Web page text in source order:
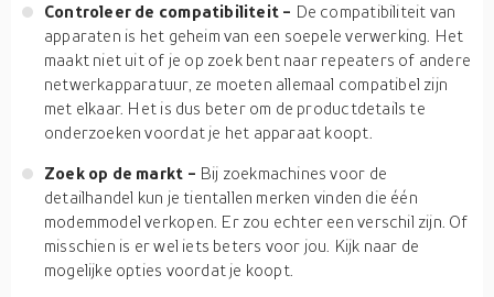
Controleer de compatibiliteit - De compatibiliteit van
apparaten is het geheim van een soepele verwerking. Het
maakt niet uit of je op zoek bent naar repeaters of andere
netwerkapparatuur, ze moeten allemaal compatibel zijn
met elkaar. Het is dus beter om de productdetails te
onderzoeken voordat je het apparaat koopt.
Zoek op de markt - Bij zoekmachines voor de
detailhandel kun je tientallen merken vinden die één
modemmodel verkopen. Er zou echter een verschil zijn. Of
misschien is er wel iets beters voor jou. Kijk naar de
mogelijke opties voordat je koopt.